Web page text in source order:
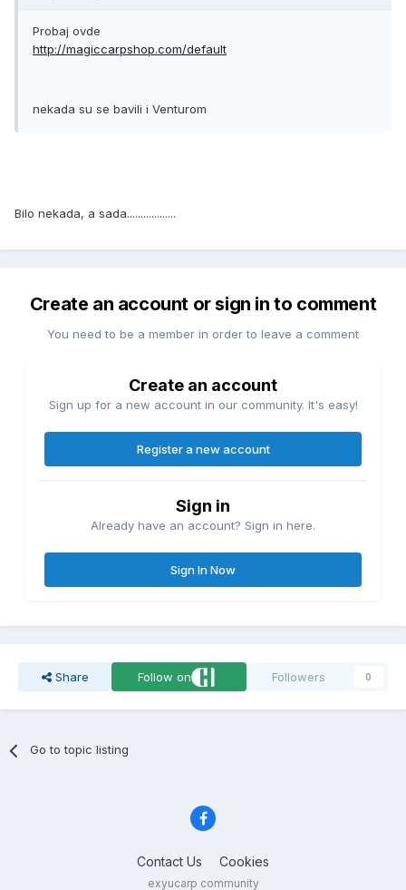
Probaj ovde
http://magiccarpshop.com/default
nekada su se bavili i Venturom
Bilo nekada, a sada..................
Create an account or sign in to comment
You need to be a member in order to leave a comment
Create an account
Sign up for a new account in our community. It's easy!
Register a new account
Sign in
Already have an account? Sign in here.
Sign In Now
Share Follow on Followers 0
Go to topic listing
Contact Us Cookies
exyucarp community